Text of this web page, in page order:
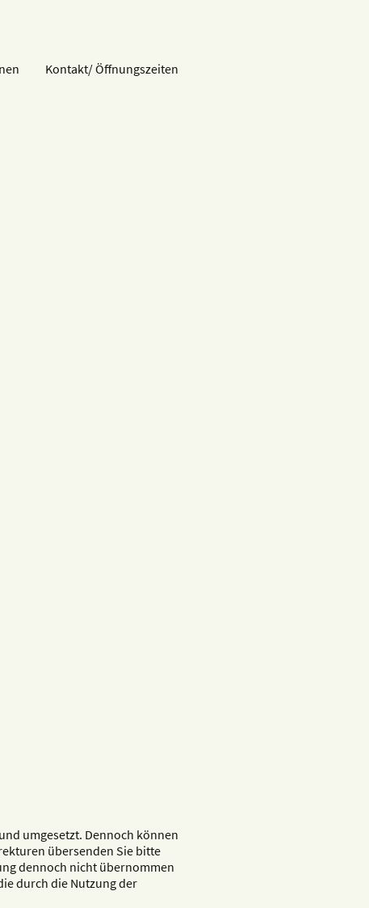
Kontakt/ Öffnungszeiten
umgesetzt. Dennoch können
übersenden Sie bitte
dennoch nicht übernommen
durch die Nutzung der